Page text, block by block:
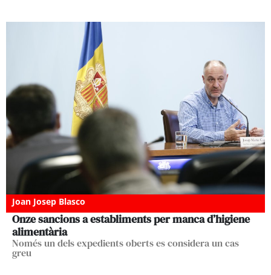
Joan Josep Blasco
Onze sancions a establiments per manca d’higiene
alimentària
Només un dels expedients oberts es considera un cas
greu